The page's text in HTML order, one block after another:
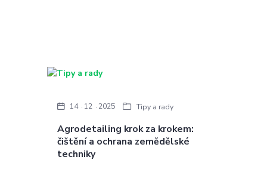
Agrodetailing krok za krokem:
čištění a ochrana zemědělské
techniky
14 12 2025 Tipy a rady